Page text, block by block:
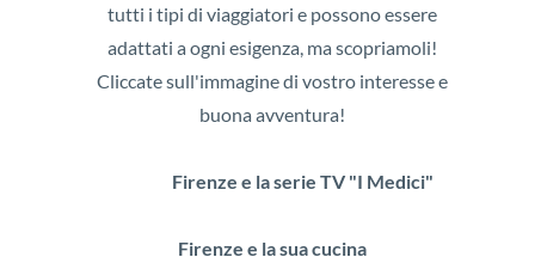
tutti i tipi di viaggiatori e possono essere
adattati a ogni esigenza, ma scopriamoli!
Cliccate sull'immagine di vostro interesse e
buona avventura!
Firenze e la serie TV "I Medici"
Firenze e la sua cucina